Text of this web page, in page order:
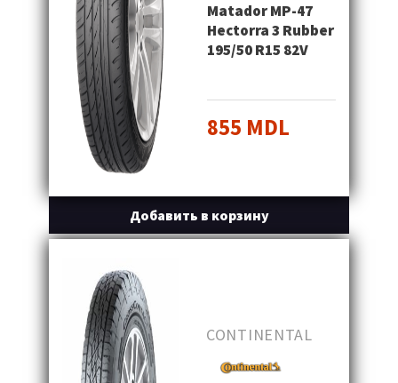
Matador MP-47
Hectorra 3 Rubber
195/50 R15 82V
855 MDL
Добавить в корзину
CONTINENTAL